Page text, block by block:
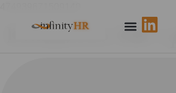
Doradztwo HR i